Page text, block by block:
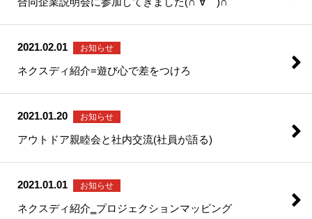
2021.02.01 お知らせ
ネクスディ紹介=遊び心で差をつけろ
2021.01.20 お知らせ
アウトドア親睦会と社内交流(社員が語る)
2021.01.01 お知らせ
ネクスディ紹介‗プロジェクションマッピング